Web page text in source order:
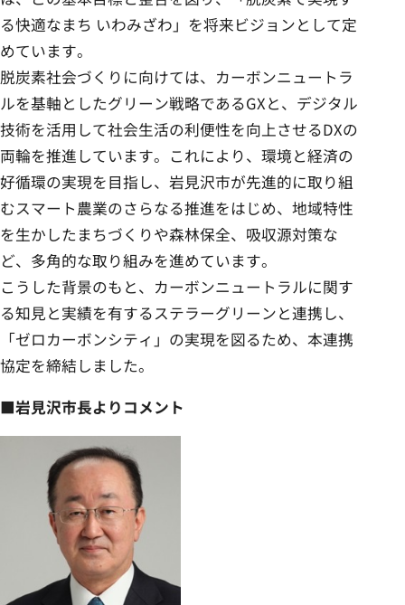
る快適なまち いわみざわ」を将来ビジョンとして定
めています。
脱炭素社会づくりに向けては、カーボンニュートラ
ルを基軸としたグリーン戦略であるGXと、デジタル
技術を活用して社会生活の利便性を向上させるDXの
両輪を推進しています。これにより、環境と経済の
好循環の実現を目指し、岩見沢市が先進的に取り組
むスマート農業のさらなる推進をはじめ、地域特性
を生かしたまちづくりや森林保全、吸収源対策な
ど、多角的な取り組みを進めています。
こうした背景のもと、カーボンニュートラルに関す
る知見と実績を有するステラーグリーンと連携し、
「ゼロカーボンシティ」の実現を図るため、本連携
協定を締結しました。
■岩見沢市長よりコメント